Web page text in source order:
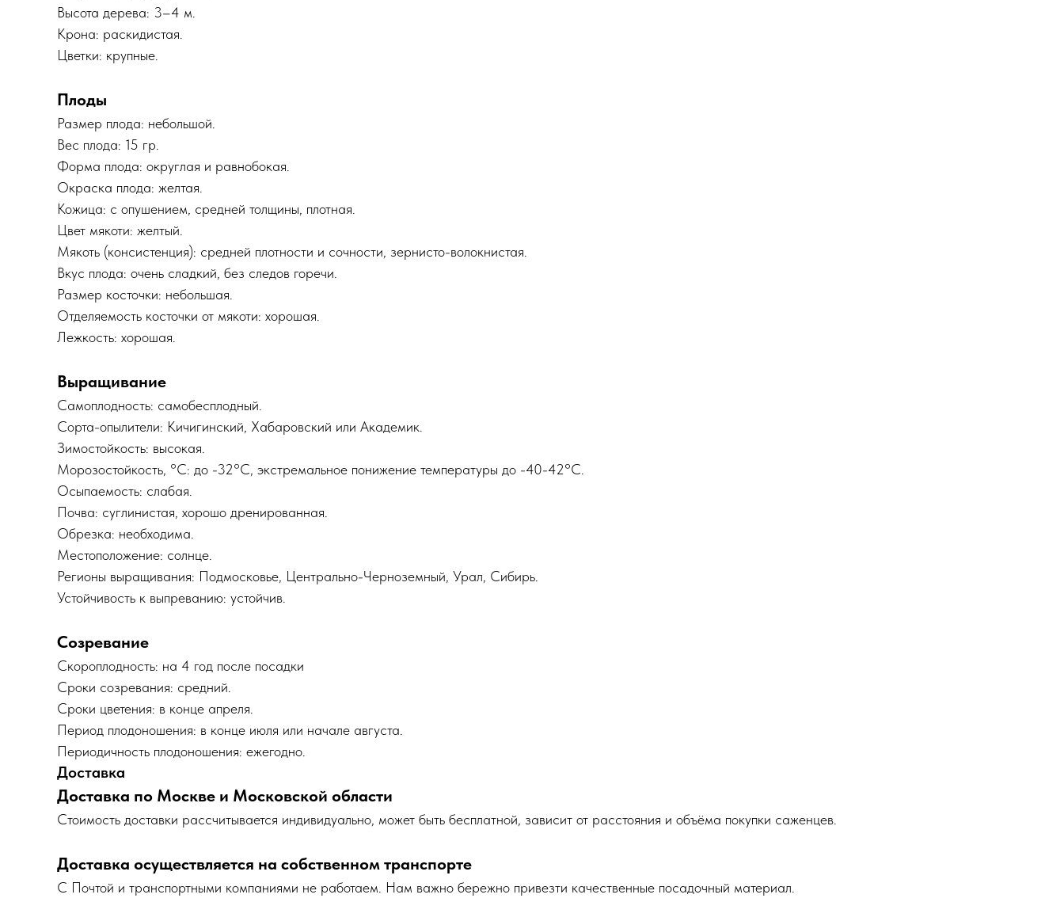
Высота дерева: 3–4 м.
Крона: раскидистая.
Цветки: крупные.
Плоды
Размер плода: небольшой.
Вес плода: 15 гр.
Форма плода: округлая и равнобокая.
Окраска плода: желтая.
Кожица: с опушением, средней толщины, плотная.
Цвет мякоти: желтый.
Мякоть (консистенция): средней плотности и сочности, зернисто-волокнистая.
Вкус плода: очень сладкий, без следов горечи.
Размер косточки: небольшая.
Отделяемость косточки от мякоти: хорошая.
Лежкость: хорошая.
Выращивание
Самоплодность: самобесплодный.
Сорта-опылители: Кичигинский, Хабаровский или Академик.
Зимостойкость: высокая.
Морозостойкость, °C: до -32°С, экстремальное понижение температуры до -40-42°С.
Осыпаемость: слабая.
Почва: суглинистая, хорошо дренированная.
Обрезка: необходима.
Местоположение: солнце.
Регионы выращивания: Подмосковье, Центрально-Черноземный, Урал, Сибирь.
Устойчивость к выпреванию: устойчив.
Созревание
Скороплодность: на 4 год после посадки
Сроки созревания: средний.
Сроки цветения: в конце апреля.
Период плодоношения: в конце июля или начале августа.
Периодичность плодоношения: ежегодно.
Доставка
Доставка по Москве и Московской области
Cтоимость доставки рассчитывается индивидуально, может быть бесплатной, зависит от расстояния и объёма покупки саженцев.
Доставка осуществляется на собственном транспорте
С Почтой и транспортными компаниями не работаем. Нам важно бережно привезти качественные посадочный материал.